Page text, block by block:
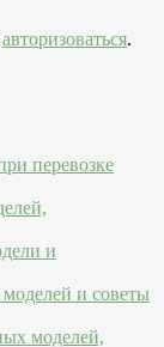
авторизоваться.
перевозке
и
и советы
моделей,